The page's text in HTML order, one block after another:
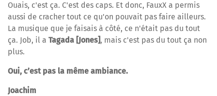
Ouais, c'est ça. C'est des caps. Et donc, FauxX a permis
aussi de cracher tout ce qu'on pouvait pas faire ailleurs.
La musique que je faisais à côté, ce n'était pas du tout
ça. Job, il a Tagada [Jones], mais c'est pas du tout ça non
plus.
Oui, c’est pas la même ambiance.
Joachim